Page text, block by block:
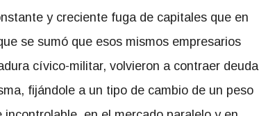
y creciente fuga de capitales que en
se sumó que esos mismos empresarios
cívico-militar, volvieron a contraer deuda
fijándole a un tipo de cambio de un peso